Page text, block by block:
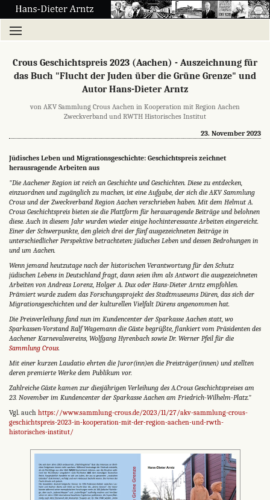
Crous Geschichtspreis 2023 (Aachen) - Auszeichnung für
das Buch "Flucht der Juden über die Grüne Grenze" und
Autor Hans-Dieter Arntz
von AKV Sammlung Crous Aachen in Kooperation mit Region Aachen
Zweckverband und RWTH Historisches Institut
23. November 2023
Jüdisches Leben und Migrationsgeschichte: Geschichtspreis zeichnet
herausragende Arbeiten aus
"Die Aachener Region ist reich an Geschichte und Geschichten. Diese zu entdecken,
einzuordnen und zugänglich zu machen, ist eine Aufgabe, der sich die AKV Sammlung
Crous und der Zweckverband Region Aachen verschrieben haben. Mit dem Helmut A.
Crous Geschichtspreis bieten sie die Plattform für herausragende Beiträge und belohnen
diese. Auch in diesem Jahr wurden wieder einige hochinteressante Arbeiten eingereicht.
Einer der Schwerpunkte, den gleich drei der fünf ausgezeichneten Beiträge in
unterschiedlicher Perspektive betrachteten: jüdisches Leben und dessen Bedrohungen in
und um Aachen.
Wenn jemand heutzutage nach der historischen Verantwortung für den Schutz
jüdischen Lebens in Deutschland fragt, dann seien ihm als Antwort die ausgezeichneten
Arbeiten von Andreas Lorenz, Holger A. Dux oder Hans-Dieter Arntz empfohlen.
Prämiert wurde zudem das Forschungsprojekt des Stadtmuseums Düren, das sich der
Migrationsgeschichten und der kulturellen Vielfalt Dürens angenommen hat.
Die Preisverleihung fand nun im Kundencenter der Sparkasse Aachen statt, wo
Sparkassen-Vorstand Ralf Wagemann die Gäste begrüßte, flankiert vom Präsidenten des
Aachener Karnevalsvereins, Wolfgang Hyrenbach sowie Dr. Werner Pfeil für die
Sammlung Crous.
Mit einer kurzen Laudatio ehrten die Juror(inn)en die Preisträger(innen) und stellten
deren premierte Werke dem Publikum vor.
Zahlreiche Gäste kamen zur diesjährigen Verleihung des A.Crous Geschichtspreises am
23. November im Kundencenter der Sparkasse Aachen am Friedrich-Wilhelm-Platz."
Vgl. auch https://www.sammlung-crous.de/2023/11/27/akv-sammlung-crous-
geschichtspreis-2023-in-kooperation-mit-der-region-aachen-und-rwth-
historisches-institut/